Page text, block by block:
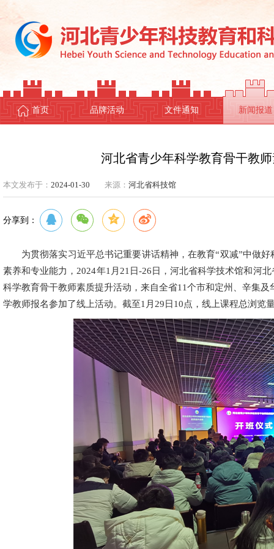
首页 品牌活动 文件通知 新闻报道
河北省青少年科学教育骨干教
本文发布于： 2024-01-30 来源： 河北省科技馆
分享到：
为贯彻落实习近平总书记重要讲话精神，在教育“双减”中做
素养和专业能力，2024年1月21日-26日，河北省科学技术馆和河
科学教育骨干教师素质提升活动，来自全省11个市和定州、辛集
学教师报名参加了线上活动。截至1月29日10点，线上课程总浏览